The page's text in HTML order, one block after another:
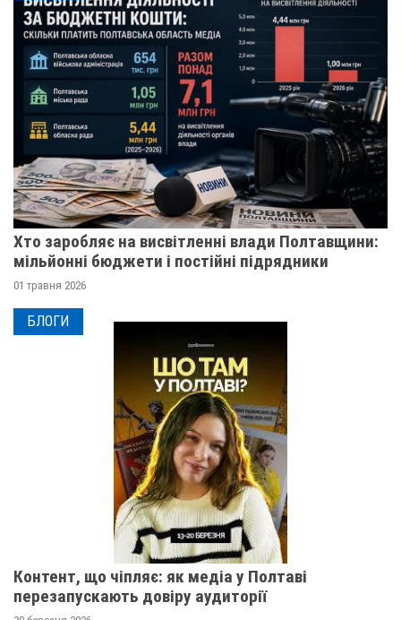
Хто заробляє на висвітленні влади Полтавщини:
мільйонні бюджети і постійні підрядники
01 травня 2026
БЛОГИ
Контент, що чіпляє: як медіа у Полтаві
перезапускають довіру аудиторії